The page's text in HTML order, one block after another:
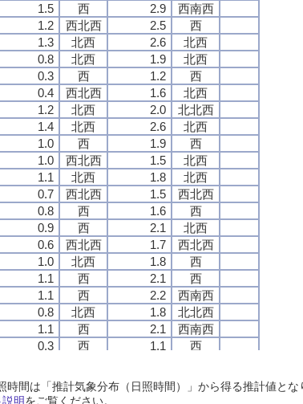
1.5 西 2.9
西南西
1.2 西北西 2.5
西
1.3 北西 2.6
北西
0.8 北西 1.9
北西
0.3 西 1.2
西
0.4 西北西 1.6
北西
1.2 北西 2.0
北北西
1.4 北西 2.6
北西
1.0 西 1.9
西
1.0 西北西 1.5
北西
1.1 北西 1.8
北西
0.7 西北西 1.5
西北西
0.8 西 1.6
西
0.9 西 2.1
北西
0.6 西北西 1.7
西北西
1.0 北西 1.8
西
1.1 西 2.1
西
1.1 西 2.2
西南西
0.8 北西 1.8
北北西
1.1 西 2.1
西南西
0.3 西 1.1
西
1.1 西 2.0
西北西
0.9 西 2.3 西
1.5 西 2.9
西南西
1.2 西北西 2.5
西
1.3 北西 2.6
北西
0.8 北西 1.9
北西
0.3 西 1.2
西
0.4 西北西 1.6
北西
1.2 北西 2.0
北北西
1.4 北西 2.6
北西
1.0 西 1.9
西
1.0 西北西 1.5
北西
1.1 北西 1.8
北西
0.7 西北西 1.5
西北西
0.8 西 1.6
西
0.9 西 2.1
北西
0.6 西北西 1.7
西北西
1.0 北西 1.8
西
1.1 西 2.1
西
1.1 西 2.2
西南西
0.8 北西 1.8
北北西
1.1 西 2.1
西南西
0.3 西 1.1
西
1.1 西 2.0
西北西
0.9 西 2.3 西
1.5 西 2.9
西南西
1.2 西北西 2.5
西
1.3 北西 2.6
北西
0.8 北西 1.9
北西
0.3 西 1.2
西
0.4 西北西 1.6
北西
1.2 北西 2.0
北北西
1.4 北西 2.6
北西
1.0 西 1.9
西
1.0 西北西 1.5
北西
1.1 北西 1.8
北西
0.7 西北西 1.5
西北西
0.8 西 1.6
西
0.9 西 2.1
北西
0.6 西北西 1.7
西北西
1.0 北西 1.8
西
1.1 西 2.1
西
1.1 西 2.2
西南西
0.8 北西 1.8
北北西
1.1 西 2.1
西南西
0.3 西 1.1
西
1.1 西 2.0
西北西
0.9 西 2.3 西
1.5 西 2.9
西南西
1.2 西北西 2.5
西
1.3 北西 2.6
北西
0.8 北西 1.9
北西
0.3 西 1.2
西
0.4 西北西 1.6
北西
1.2 北西 2.0
北北西
1.4 北西 2.6
北西
1.0 西 1.9
西
1.0 西北西 1.5
北西
1.1 北西 1.8
北西
0.7 西北西 1.5
西北西
0.8 西 1.6
西
0.9 西 2.1
北西
0.6 西北西 1.7
西北西
1.0 北西 1.8
西
1.1 西 2.1
西
1.1 西 2.2
西南西
0.8 北西 1.8
北北西
1.1 西 2.1
西南西
0.3 西 1.1
西
1.1 西 2.0
西北西
0.9 西 2.3 西
時間は「推計気象分布（日照時間）」から得る推計値と
明をご覧ください。